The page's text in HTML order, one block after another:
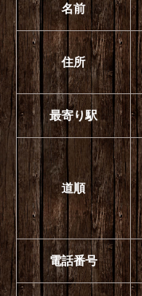
名前
住所
最寄り駅
道順
電話番号